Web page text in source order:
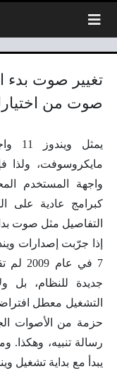
صوت من
مايكروسوفت، ولذا
واجهة المستخدم
كبرامج عادية على
التفاصيل مثل صوت
إذا جرّبت إصدارات
7 في
جديدة للنظام، بل
حزمة من الأصوات
رسالة تنبيه، وهكذا.